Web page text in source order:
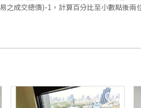
之成交總價)-1，計算百分比至小數點後兩